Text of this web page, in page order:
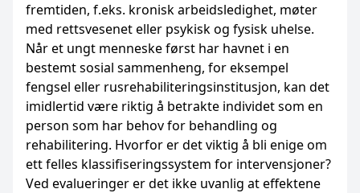
fremtiden, f.eks. kronisk arbeidsledighet, møter
med rettsvesenet eller psykisk og fysisk uhelse.
Når et ungt menneske først har havnet i en
bestemt sosial sammenheng, for eksempel
fengsel eller rusrehabiliteringsinstitusjon, kan det
imidlertid være riktig å betrakte individet som en
person som har behov for behandling og
rehabilitering. Hvorfor er det viktig å bli enige om
ett felles klassifiseringssystem for intervensjoner?
Ved evalueringer er det ikke uvanlig at effektene